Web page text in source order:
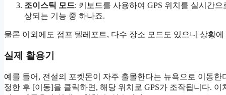
조이스틱 모드: 키보드를 사용하여 GPS 위치를 실시간
상되는 기능 중 하나죠.
물론 이외에도 점프 텔레포트, 다수 장소 모드도 있으니 상황
실제 활용기
예를 들어, 전설의 포켓몬이 자주 출몰한다는 뉴욕으로 이동
정한 후 [이동]을 클릭하면, 해당 위치로 GPS가 조작됩니다.